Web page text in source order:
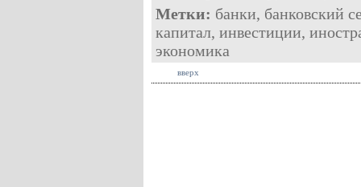
Метки: банки, банковский
капитал, инвестиции,
экономика
вверх